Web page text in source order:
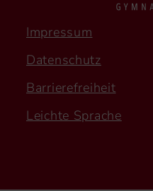
Impressum
Datenschutz
Barrierefreiheit
Leichte Sprache